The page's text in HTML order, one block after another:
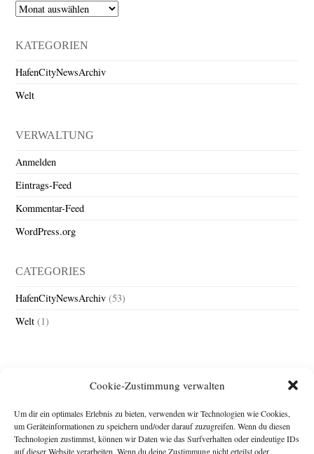
Cookie-Zustimmung verwalten
Um dir ein optimales Erlebnis zu bieten, verwenden wir Technologien wie Cookies,
um Geräteinformationen zu speichern und/oder darauf zuzugreifen. Wenn du diesen
Technologien zustimmst, können wir Daten wie das Surfverhalten oder eindeutige IDs
auf dieser Website verarbeiten. Wenn du deine Zustimmung nicht erteilst oder
Archiv
KATEGORIEN
HafenCityNewsArchiv
Welt
VERWALTUNG
Anmelden
Eintrags-Feed
Kommentar-Feed
WordPress.org
CATEGORIES
HafenCityNewsArchiv (53)
Welt (1)
Impressum